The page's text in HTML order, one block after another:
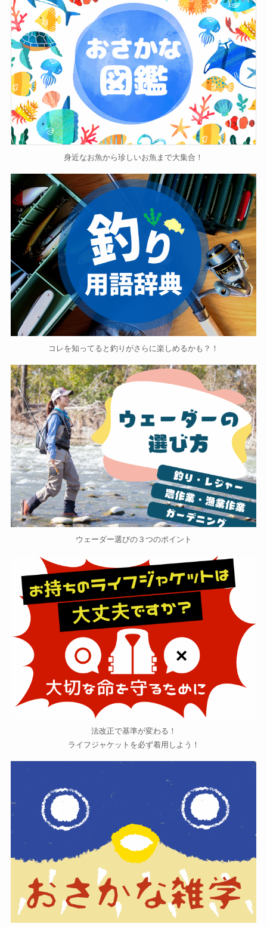
身近なお魚から珍しいお魚まで大集合！
コレを知ってると釣りがさらに楽しめるかも？！
ウェーダー選びの３つのポイント
法改正で基準が変わる！
ライフジャケットを必ず着用しよう！